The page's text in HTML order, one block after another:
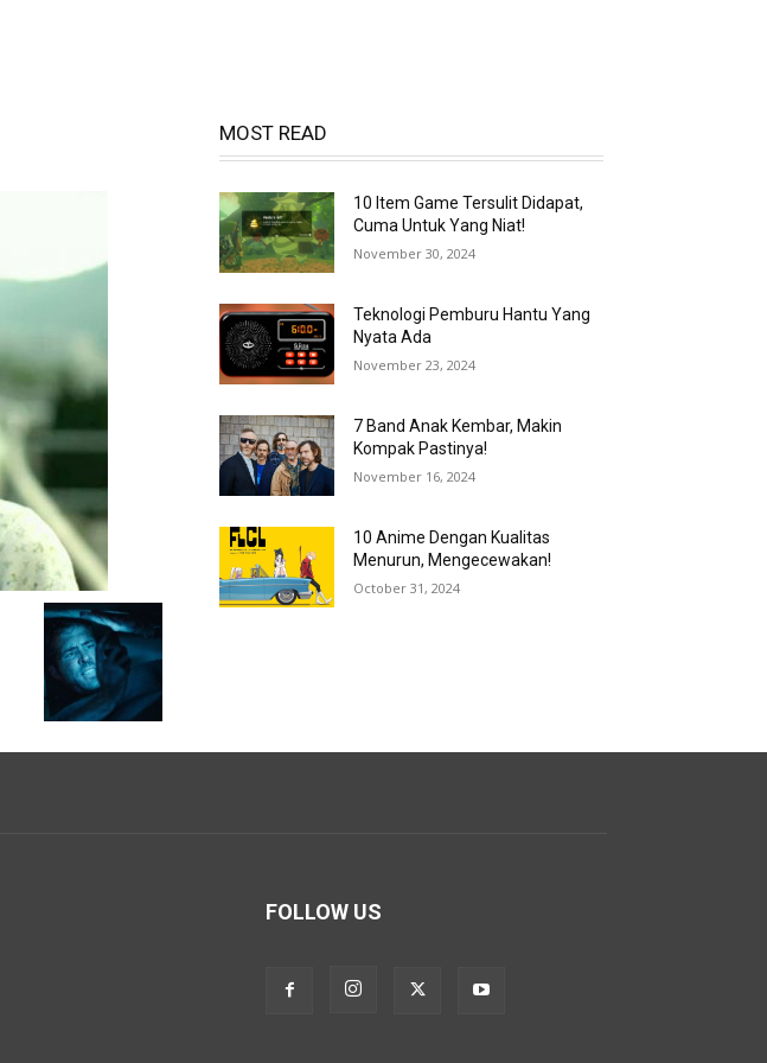
MOST READ
10 Item Game Tersulit Didapat,
Cuma Untuk Yang Niat!
November 30, 2024
Teknologi Pemburu Hantu Yang
Nyata Ada
November 23, 2024
7 Band Anak Kembar, Makin
Kompak Pastinya!
November 16, 2024
10 Anime Dengan Kualitas
Menurun, Mengecewakan!
October 31, 2024
FOLLOW US